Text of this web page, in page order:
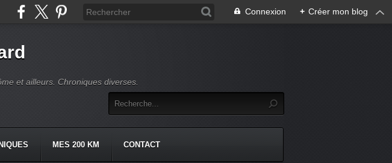
Connexion + Créer mon blog
et ailleurs. Chroniques diverses.
MES 200 KM CONTACT